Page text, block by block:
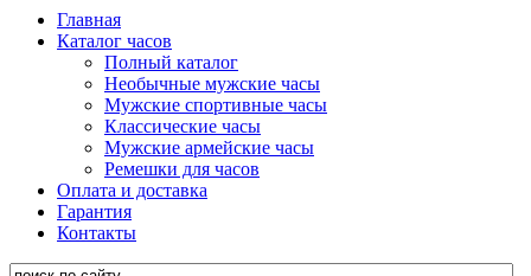
Главная
Каталог часов
Полный каталог
Необычные мужские часы
Мужские спортивные часы
Классические часы
Мужские армейские часы
Ремешки для часов
Оплата и доставка
Гарантия
Контакты